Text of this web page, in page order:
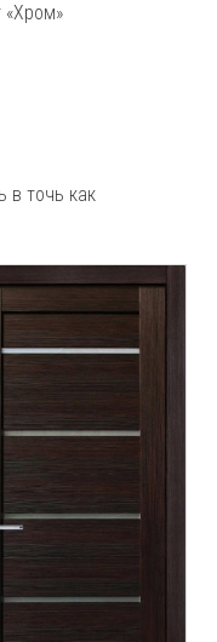
«Хром»
в точь как